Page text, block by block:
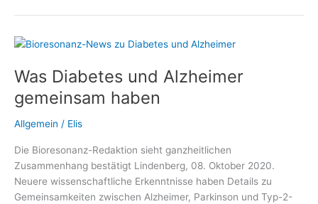
Snacks
Was Diabetes und Alzheimer
gemeinsam haben
Allgemein / Elis
Die Bioresonanz-Redaktion sieht ganzheitlichen
Zusammenhang bestätigt Lindenberg, 08. Oktober 2020.
Neuere wissenschaftliche Erkenntnisse haben Details zu
Gemeinsamkeiten zwischen Alzheimer, Parkinson und Typ-2-